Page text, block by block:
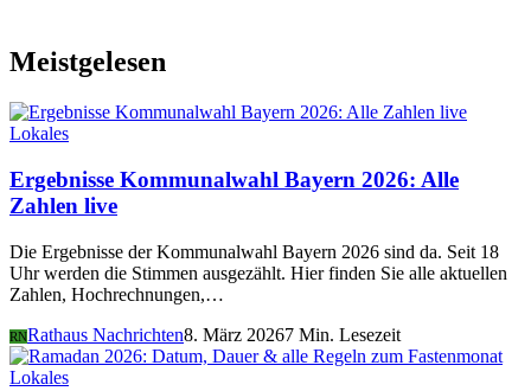
Meistgelesen
Lokales
Ergebnisse Kommunalwahl Bayern 2026: Alle
Zahlen live
Die Ergebnisse der Kommunalwahl Bayern 2026 sind da. Seit 18
Uhr werden die Stimmen ausgezählt. Hier finden Sie alle aktuellen
Zahlen, Hochrechnungen,…
RNRathaus Nachrichten8. März 20267 Min. Lesezeit
Lokales